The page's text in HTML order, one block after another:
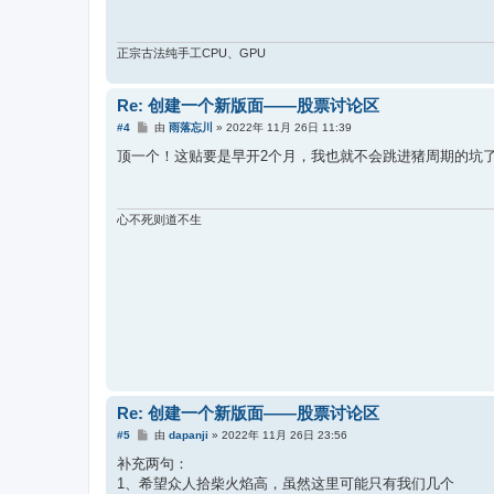
正宗古法纯手工CPU、GPU
Re: 创建一个新版面——股票讨论区
#4
帖
由 雨落忘川 » 2022年 11月 26日 11:39
顶一个！这贴要是早开2个月，我也就不会跳进猪周期的坑
心不死则道不生
Re: 创建一个新版面——股票讨论区
#5
帖
由 dapanji » 2022年 11月 26日 23:56
补充两句：
1、希望众人拾柴火焰高，虽然这里可能只有我们几个